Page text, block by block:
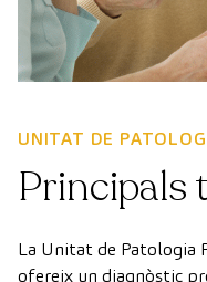
UNITAT DE
La Unitat de Patologia
ofereix un diagnòstic